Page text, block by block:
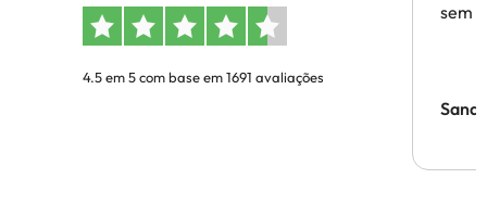
4.5 em 5 com base em 1691 avaliações
sem